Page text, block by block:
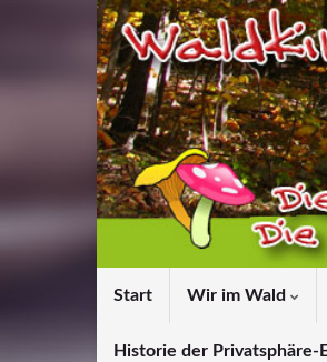
Start Wir im Wald
Historie der Privatsphäre-